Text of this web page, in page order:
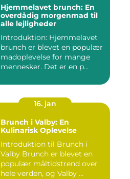
Hjemmelavet brunch: En
overdådig morgenmad til
alle lejligheder
Introduktion: Hjemmelavet
brunch er blevet en populær
madoplevelse for mange
mennesker. Det er en p...
16. jan
Brunch i Valby: En
Kulinarisk Oplevelse
Introduktion til Brunch i
Valby Brunch er blevet en
populær måltidstrend over
hele verden, og Valby ...